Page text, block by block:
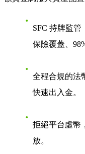
SFC 持牌監
保險覆蓋、
全程合規的法
快速出入金。
拒絕平台虛幣
放。